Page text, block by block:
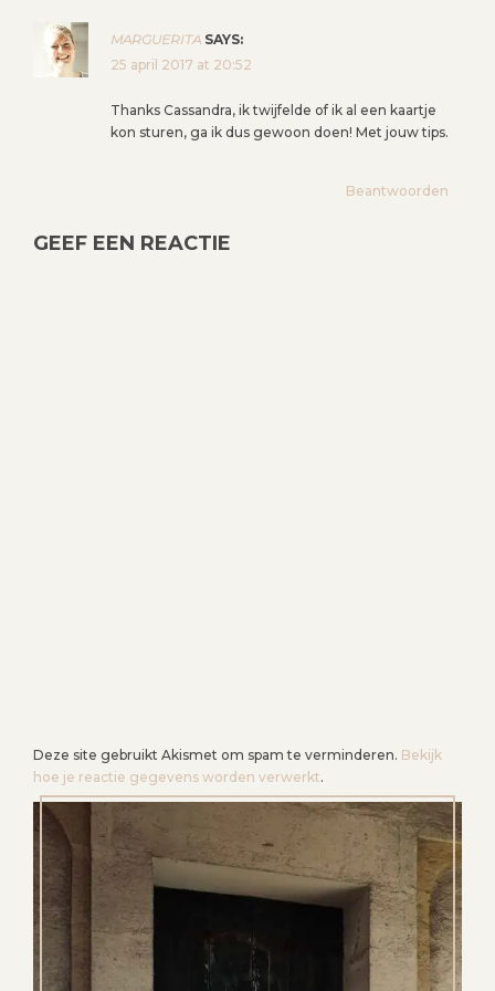
MARGUERITA SAYS:
25 april 2017 at 20:52
Thanks Cassandra, ik twijfelde of ik al een kaartje
kon sturen, ga ik dus gewoon doen! Met jouw tips.
Beantwoorden
GEEF EEN REACTIE
Deze site gebruikt Akismet om spam te verminderen. Bekijk
hoe je reactie gegevens worden verwerkt.